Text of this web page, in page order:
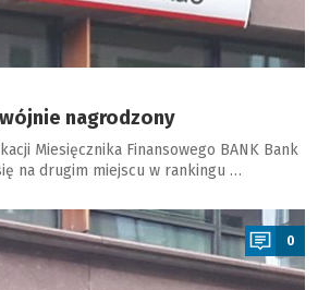
nagrodzony
Miesięcznika Finansowego BANK Bank
na drugim miejscu w rankingu …
0